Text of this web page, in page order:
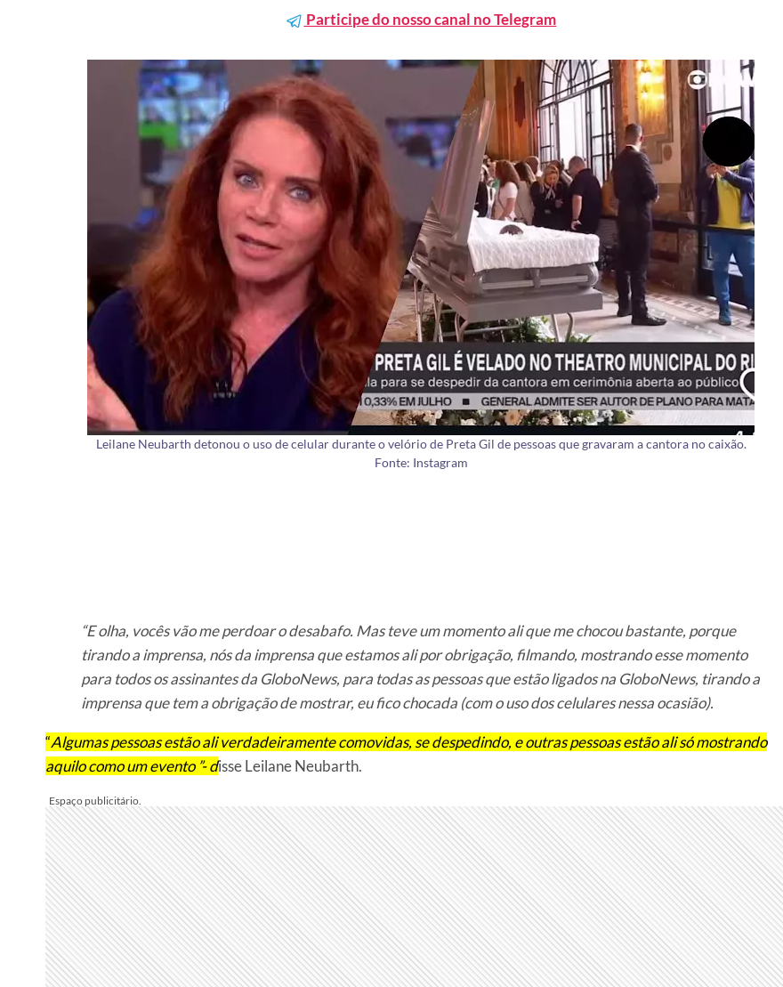
Participe do nosso canal no Telegram
Leilane Neubarth detonou o uso de celular durante o velório de Preta Gil de pessoas que gravaram a cantora no caixão.
Fonte: Instagram
“E olha, vocês vão me perdoar o desabafo. Mas teve um momento ali que me chocou bastante, porque
tirando a imprensa, nós da imprensa que estamos ali por obrigação, filmando, mostrando esse momento
para todos os assinantes da GloboNews, para todas as pessoas que estão ligados na GloboNews, tirando a
imprensa que tem a obrigação de mostrar, eu fico chocada (com o uso dos celulares nessa ocasião).
“Algumas pessoas estão ali verdadeiramente comovidas, se despedindo, e outras pessoas estão ali só mostrando
aquilo como um evento ”- disse Leilane Neubarth.